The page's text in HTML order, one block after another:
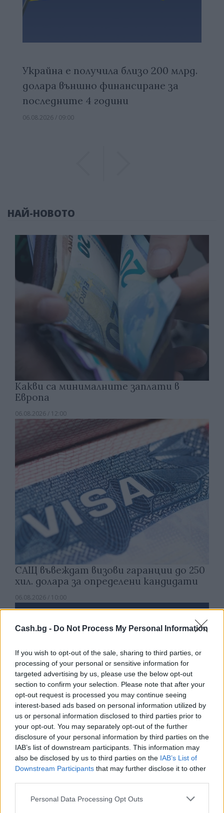
Cash.bg - Do Not Process My Personal Information
If you wish to opt-out of the sale, sharing to third parties, or
processing of your personal or sensitive information for
targeted advertising by us, please use the below opt-out
section to confirm your selection. Please note that after your
opt-out request is processed you may continue seeing
interest-based ads based on personal information utilized by
us or personal information disclosed to third parties prior to
your opt-out. You may separately opt-out of the further
disclosure of your personal information by third parties on the
IAB’s list of downstream participants. This information may
also be disclosed by us to third parties on the IAB’s List of
Downstream Participants that may further disclose it to other
Personal Data Processing Opt Outs
Украйна е получила близо 200 млрд.
долара външно финансиране за
последните 4 години
06.08.2026 / 09:00
НАЙ-НОВОТО
Какви са минималните заплати в
Европа
06.08.2026 / 12:00
САЩ въвеждат визови гаранции до 250
хил. долара за определени кандидати
06.08.2026 / 10:00
Украйна е получила близо 200 млрд.
долара външно финансиране за
последните 4 години